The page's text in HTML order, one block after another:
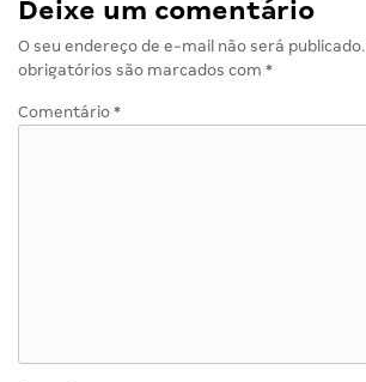
Deixe um comentário
O seu endereço de e-mail não será publicado.
obrigatórios são marcados com *
Comentário *